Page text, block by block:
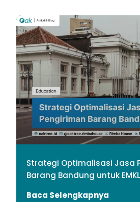
Strategi Optimalisasi Jasa
Barang Bandung untuk EMKL
Baca Selengkapnya